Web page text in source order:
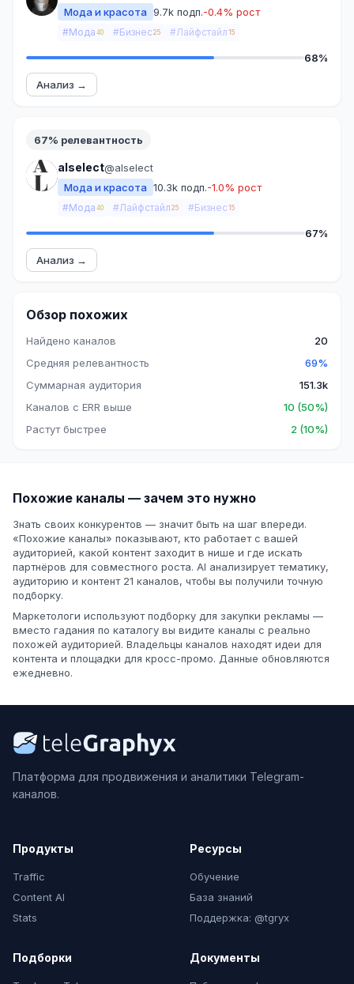
Мода и красота 9.7k подп.-0.4% рост
#Мода 40 #Бизнес 25 #Лайфстайл 15
68%
Анализ →
67% релевантность
alselect@alselect
Мода и красота 10.3k подп.-1.0% рост
#Мода 40 #Лайфстайл 25 #Бизнес 15
67%
Анализ →
Обзор похожих
Найдено каналов
20
Средняя релевантность
69%
Суммарная аудитория
151.3k
Каналов с ERR выше
10 (50%)
Растут быстрее
2 (10%)
Похожие каналы — зачем это нужно
Знать своих конкурентов — значит быть на шаг впереди.
«Похожие каналы» показывают, кто работает с вашей
аудиторией, какой контент заходит в нише и где искать
партнёров для совместного роста. AI анализирует тематику,
аудиторию и контент 21 каналов, чтобы вы получили точную
подборку.
Маркетологи используют подборку для закупки рекламы —
вместо гадания по каталогу вы видите каналы с реально
похожей аудиторией. Владельцы каналов находят идеи для
контента и площадки для кросс-промо. Данные обновляются
ежедневно.
Платформа для продвижения и аналитики Telegram-
каналов.
Продукты
Traffic
Content AI
Stats
Ресурсы
Обучение
База знаний
Поддержка: @tgryx
Подборки Документы